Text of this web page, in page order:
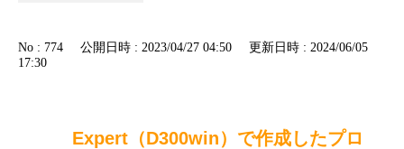
No : 774 公開日時 : 2023/04/27 04:50
更新日時 : 2024/06/05
17:30
Expert（D300win）で作成したプロ